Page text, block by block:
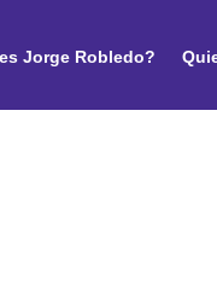
Jorge Robledo?